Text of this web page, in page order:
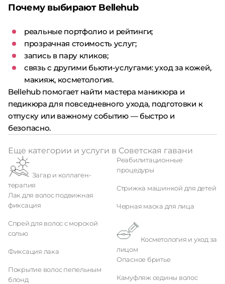
Почему выбирают Bellehub
реальные портфолио и рейтинги;
прозрачная стоимость услуг;
запись в пару кликов;
связь с другими бьюти-услугами: уход за кожей,
макияж, косметология.
Bellehub помогает найти мастера маникюра и
педикюра для повседневного ухода, подготовки к
отпуску или важному событию — быстро и
безопасно.
Еще категории и услуги в Советская гавани
терапия
Лак для волос подвижная
фиксация
Спрей для волос с морской
солью
Фиксация лака
Покрытие волос пепельным
блонд
Реабилитационные
процедуры
Стрижка машинкой для детей
Черная маска для лица
лицом
Опасное бритье
Камуфляж седины волос